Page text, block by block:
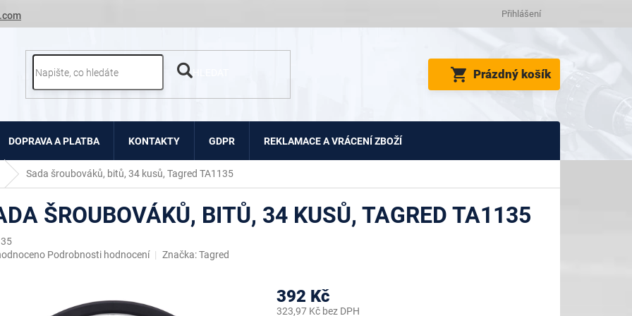
Přihlášení
NÁKUPNÍ
KOŠÍK
Prázdný košík
DOPRAVA A PLATBA KONTAKTY GDPR REKLAMACE A VRÁCENÍ ZBOŽÍ
Sada šroubováků, bitů, 34 kusů, Tagred TA1135
ŠROUBOVÁKŮ, BITŮ, 34 KUSŮ, TAGRED TA1135
Podrobnosti hodnocení Značka:Tagred
392 Kč
323,97 Kč bez DPH